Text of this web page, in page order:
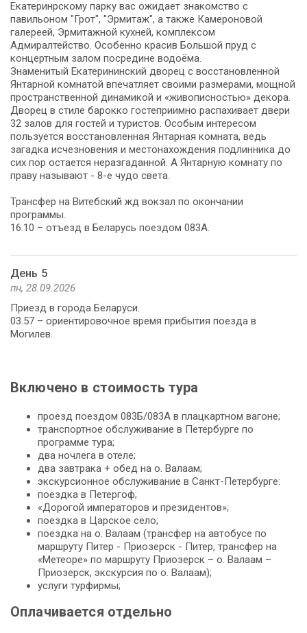
Екатеринрскому парку вас ожидает знакомство с
павильоном "Грот", "Эрмитаж", а также Камероновой
галереей, Эрмитажной кухней, комплексом
Адмиралтейство. Особенно красив Большой пруд с
концертным залом посредине водоёма.
Знаменитый Екатерининский дворец с восстановленной
Янтарной комнатой впечатляет своими размерами, мощной
пространственной динамикой и «живописностью» декора.
Дворец в стиле барокко гостеприимно распахивает двери
32 залов для гостей и туристов. Особым интересом
пользуется восстановленная Янтарная комната, ведь
загадка исчезновения и местонахождения подлинника до
сих пор остается неразгаданной. А Янтарную комнату по
праву называют - 8-е чудо света.
Трансфер на Витебский жд вокзал по окончании
программы.
16.10 – отъезд в Беларусь поездом 083А.
День 5
пн, 28.09.2026
Приезд в города Беларуси.
03.57 – ориентировочное время прибытия поезда в
Могилев.
Включено в стоимость тура
проезд поездом 083Б/083А в плацкартном вагоне;
транспортное обслуживание в Петербурге по
программе тура;
два ночлега в отеле;
два завтрака + обед на о. Валаам;
экскурсионное обслуживание в Санкт-Петербурге:
поездка в Петергоф;
«Дорогой императоров и президентов»;
поездка в Царское село;
поездка на о. Валаам (трансфер на автобусе по
маршруту Питер - Приозерск - Питер, трансфер на
«Метеоре» по маршруту Приозерск – о. Валаам –
Приозерск, экскурсия по о. Валаам);
услуги турфирмы;
Оплачивается отдельно